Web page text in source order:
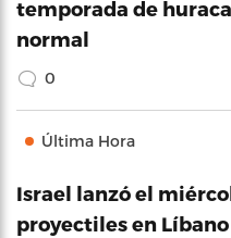
temporada de
normal
0
Última Hora
Israel lanzó el
proyectiles en